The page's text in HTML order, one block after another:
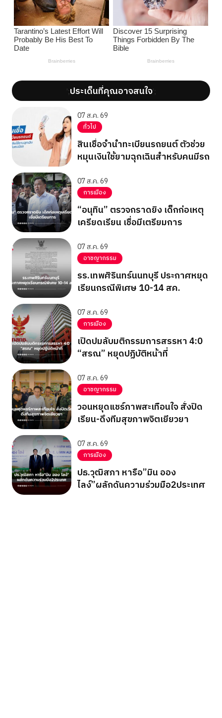
';ประเด็นที่คุณอาจสนใจ';
07 ส.ค. 69
ทั่วไป
สินเชื่อจำนำทะเบียนรถยนต์ ตัวช่วย
หมุนเงินใช้ยามฉุกเฉินสำหรับคนมีรถ
07 ส.ค. 69
การเมือง
“อนุทิน” ตรวจกราดยิง เด็กก่อเหตุ
เครียดเรียน เชื่อมีเตรียมการ
07 ส.ค. 69
อาชญากรรม
รร.เทพศิรินทร์นนทบุรี ประกาศหยุด
เรียนกรณีพิเศษ 10-14 สค.
07 ส.ค. 69
การเมือง
เปิดปมลับมติกรรมการสรรหา 4:0
“สรณ” หยุดปฏิบัติหน้าที่
07 ส.ค. 69
อาชญากรรม
วอนหยุดแชร์ภาพสะเทือนใจ สั่งปิด
เรียน-ดึงทีมสุขภาพจิตเยียวยา
07 ส.ค. 69
การเมือง
ปธ.วุฒิสภา หารือ”มิน ออง
ไลง์”ผลักดันความร่วมมือ2ประเทศ